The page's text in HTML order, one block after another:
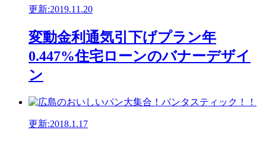
更新:2019.11.20
変動金利通気引下げプラン年
0.447%住宅ローンのバナーデザイ
ン
更新:2018.1.17